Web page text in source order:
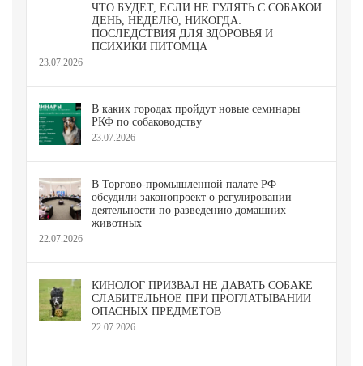
ЧТО БУДЕТ, ЕСЛИ НЕ ГУЛЯТЬ С СОБАКОЙ
ДЕНЬ, НЕДЕЛЮ, НИКОГДА:
ПОСЛЕДСТВИЯ ДЛЯ ЗДОРОВЬЯ И
ПСИХИКИ ПИТОМЦА
23.07.2026
В каких городах пройдут новые семинары
РКФ по собаководству
23.07.2026
В Торгово-промышленной палате РФ
обсудили законопроект о регулировании
деятельности по разведению домашних
животных
22.07.2026
КИНОЛОГ ПРИЗВАЛ НЕ ДАВАТЬ СОБАКЕ
СЛАБИТЕЛЬНОЕ ПРИ ПРОГЛАТЫВАНИИ
ОПАСНЫХ ПРЕДМЕТОВ
22.07.2026